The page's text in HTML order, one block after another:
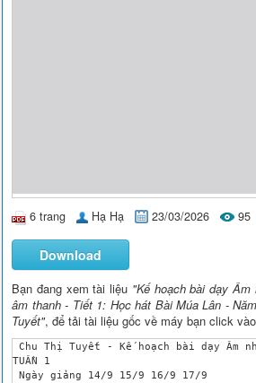
6 trang Hạ Hạ 23/03/2026 95
Download
Bạn đang xem tài liệu "Kế hoạch bài dạy
âm thanh - Tiết 1: Học hát Bài Múa Lân -
Tuyết", để tải tài liệu gốc về máy bạn click
Chu Thị Tuyết - Kế hoạch bài dạy Âm
TUẦN 1
Ngày giảng 14/9 15/9 16/9 17/9